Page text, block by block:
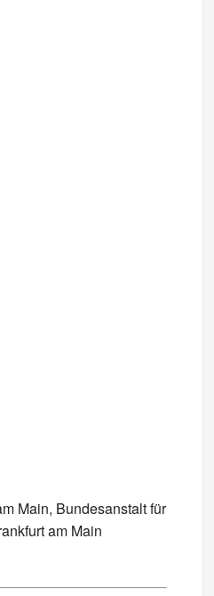
Main, Bundesanstalt für
am Main